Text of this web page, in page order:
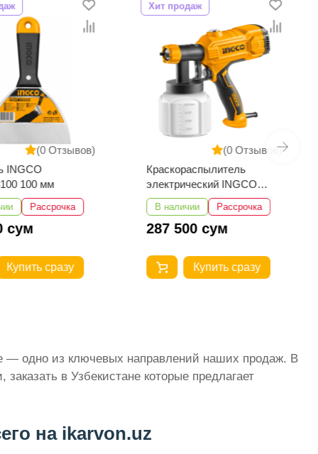
(0 Отзывов)
INGCO
100 мм
Рассрочка
сум
Купить сразу
(0 Отзывов)
Хит продаж
Краскораспылитель
электрический INGCO
SPG3508 450 w
В наличии Рассрочка
287 500 сум
Купить сразу
— одно из ключевых направлений наших продаж. В
в Узбекистане которые предлагает
на ikarvon.uz